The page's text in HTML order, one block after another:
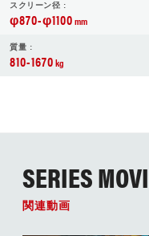
スクリーン径 :
φ870-φ1100mm
質量 :
810-1670kg
SERIES
関連動画